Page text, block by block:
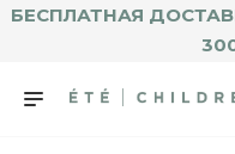
БЕСПЛАТНАЯ